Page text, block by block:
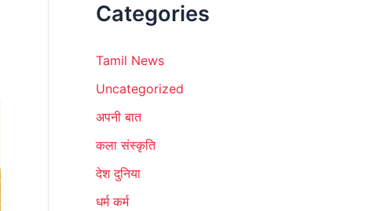
Categories
Tamil News
Uncategorized
अपनी बात
कला संस्कृति
देश दुनिया
धर्म कर्म